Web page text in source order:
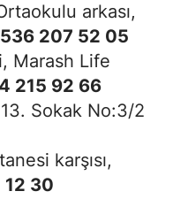
arkası,
207 52 05
Marash Life
215 92 66
Sokak No:3/2
karşısı,
30